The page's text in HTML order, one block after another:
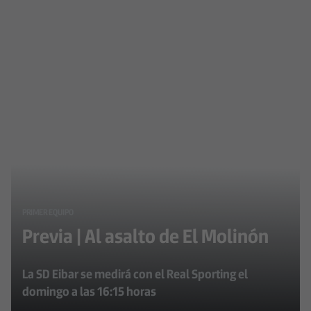
Previa | Al asalto de El Molinón
La SD Eibar se medirá con el Real Sporting el
domingo a las 16:15 horas